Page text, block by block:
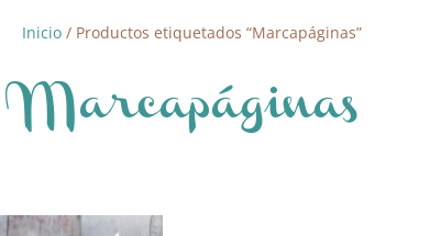
Inicio/ Productos etiquetados “Marcapáginas”
Marcapáginas